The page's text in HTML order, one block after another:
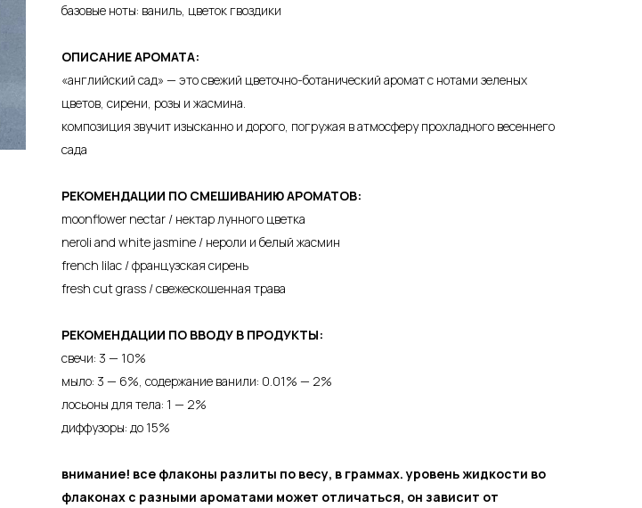
базовые ноты: ваниль, цветок гвоздики
ОПИСАНИЕ АРОМАТА:
«английский сад» — это свежий цветочно-ботанический аромат с нотами зеленых
цветов, сирени, розы и жасмина.
композиция звучит изысканно и дорого, погружая в атмосферу прохладного весеннего
сада
РЕКОМЕНДАЦИИ ПО СМЕШИВАНИЮ АРОМАТОВ:
moonflower nectar / нектар лунного цветка
neroli and white jasmine / нероли и белый жасмин
french lilac / французская сирень
fresh cut grass / свежескошенная трава
РЕКОМЕНДАЦИИ ПО ВВОДУ В ПРОДУКТЫ:
свечи: 3 — 10%
мыло: 3 — 6%, содержание ванили: 0.01% — 2%
лосьоны для тела: 1 — 2%
диффузоры: до 15%
внимание! все флаконы разлиты по весу, в граммах. уровень жидкости во
флаконах с разными ароматами может отличаться, он зависит от